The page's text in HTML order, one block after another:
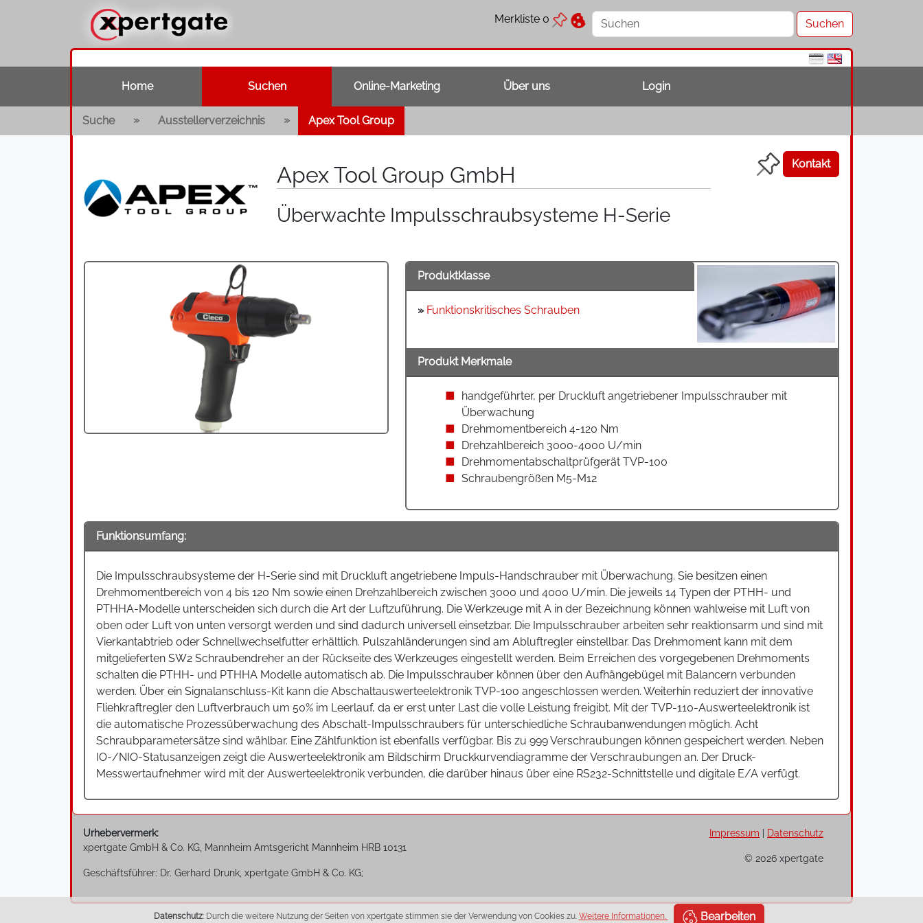
Merkliste 0
Home Suchen Online-Marketing Über uns Login
Suche » Ausstellerverzeichnis » Apex Tool Group
Apex Tool Group GmbH
Überwachte Impulsschraubsysteme H-Serie
Kontakt
Produktklasse
» Funktionskritisches Schrauben
Produkt Merkmale
handgeführter, per Druckluft angetriebener Impulsschrauber mit
Überwachung
Drehmomentbereich 4-120 Nm
Drehzahlbereich 3000-4000 U/min
Drehmomentabschaltprüfgerät TVP-100
Schraubengrößen M5-M12
Funktionsumfang:
Die Impulsschraubsysteme der H-Serie sind mit Druckluft angetriebene Impuls-Handschrauber mit Überwachung. Sie besitzen einen
Drehmomentbereich von 4 bis 120 Nm sowie einen Drehzahlbereich zwischen 3000 und 4000 U/min. Die jeweils 14 Typen der PTHH- und
PTHHA-Modelle unterscheiden sich durch die Art der Luftzuführung. Die Werkzeuge mit A in der Bezeichnung können wahlweise mit Luft von
oben oder Luft von unten versorgt werden und sind dadurch universell einsetzbar. Die Impulsschrauber arbeiten sehr reaktionsarm und sind mit
Vierkantabtrieb oder Schnellwechselfutter erhältlich. Pulszahländerungen sind am Abluftregler einstellbar. Das Drehmoment kann mit dem
mitgelieferten SW2 Schraubendreher an der Rückseite des Werkzeuges eingestellt werden. Beim Erreichen des vorgegebenen Drehmoments
schalten die PTHH- und PTHHA Modelle automatisch ab. Die Impulsschrauber können über den Aufhängebügel mit Balancern verbunden
werden. Über ein Signalanschluss-Kit kann die Abschaltauswerteelektronik TVP-100 angeschlossen werden. Weiterhin reduziert der innovative
Fliehkraftregler den Luftverbrauch um 50% im Leerlauf, da er erst unter Last die volle Leistung freigibt. Mit der TVP-110-Auswerteelektronik ist
die automatische Prozessüberwachung des Abschalt-Impulsschraubers für unterschiedliche Schraubanwendungen möglich. Acht
Schraubparametersätze sind wählbar. Eine Zählfunktion ist ebenfalls verfügbar. Bis zu 999 Verschraubungen können gespeichert werden. Neben
IO-/NIO-Statusanzeigen zeigt die Auswerteelektronik am Bildschirm Druckkurvendiagramme der Verschraubungen an. Der Druck-
Messwertaufnehmer wird mit der Auswerteelektronik verbunden, die darüber hinaus über eine RS232-Schnittstelle und digitale E/A verfügt.
Urhebervermerk:
xpertgate GmbH & Co. KG, Mannheim Amtsgericht Mannheim HRB 10131
Geschäftsführer: Dr. Gerhard Drunk, xpertgate GmbH & Co. KG;
Impressum | Datenschutz
© 2026 xpertgate
Datenschutz: Durch die weitere Nutzung der Seiten von xpertgate stimmen sie der Verwendung von Cookies zu. Weitere Informationen. Bearbeiten